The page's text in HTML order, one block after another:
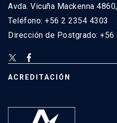
Avda. Vicuña Mackenna
Teléfono: +56 2 2354 4303
Dirección de Postgrado: +56
ACREDITACIÓN